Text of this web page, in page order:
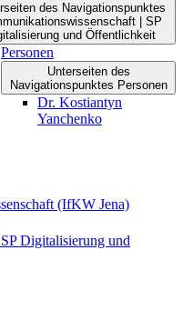
des Navigationspunktes
| SP
und Öffentlichkeit
Personen
Unterseiten des
Navigationspunktes Personen
Dr. Kostiantyn
Yanchenko
(IfKW Jena)
Digitalisierung und